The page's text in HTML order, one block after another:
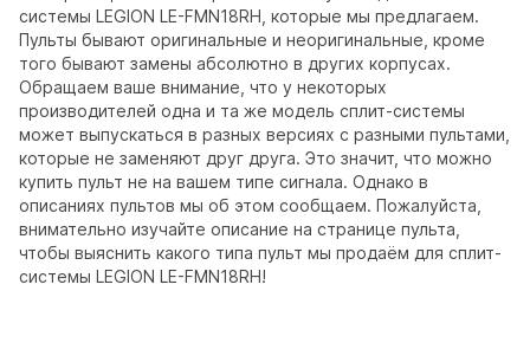
системы LEGION LE-FMN18RH, которые мы предлагаем.
Пульты бывают оригинальные и неоригинальные, кроме
того бывают замены абсолютно в других корпусах.
Обращаем ваше внимание, что у некоторых
производителей одна и та же модель сплит-системы
может выпускаться в разных версиях с разными пультами,
которые не заменяют друг друга. Это значит, что можно
купить пульт не на вашем типе сигнала. Однако в
описаниях пультов мы об этом сообщаем. Пожалуйста,
внимательно изучайте описание на странице пульта,
чтобы выяснить какого типа пульт мы продаём для сплит-
системы LEGION LE-FMN18RH!